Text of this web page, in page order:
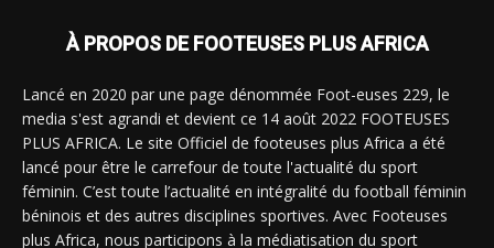
À PROPOS DE FOOTEUSES PLUS AFRICA
Lancé en 2020 par une page dénommée Foot-euses 229, le
media s'est agrandi et devient ce 14 août 2022 FOOTEUSES
PLUS AFRICA. Le site Officiel de footeuses plus Africa a été
lancé pour être le carrefour de toute l'actualité du sport
féminin. C’est toute l’actualité en intégralité du football féminin
béninois et des autres disciplines sportives. Avec Footeuses
plus Africa, nous participons à la médiatisation du sport